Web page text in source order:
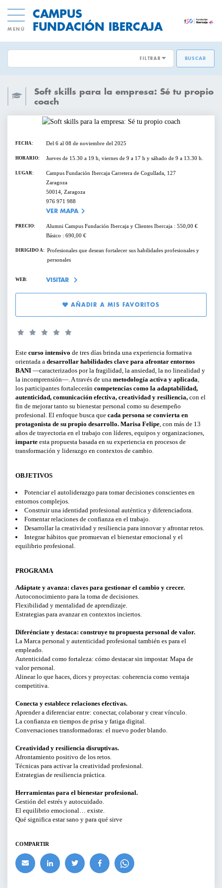
MENÚ
CAMPUS
FUNDACIÓN IBERCAJA
ACTIVIDADES GRATUITAS
CICLOS Y PROGRAMAS
CONFERENCIAS Y MESAS REDONDAS
CURSOS Y TALLERES
PRESENTACIONES
ACTIVIDADES ONLINE
SERVICIO DE OFERTAS DE EMPLEO
FILTRAR
DESARROLLO DE PERSONAS
INNOVACION Y MODELOS DE
NEGOCIO
TRANSFORMACIÓN DIGITAL
DIRECCIÓN Y ESTRATEGIA
EMPRESAS SOSTENIBLES
VENTAS Y MERCADOS
PARA GERENTES, DIRECTIVOS Y
PARA PROFESIONALES
PARA PYMES
TIPO DE CONTENIDO:
CICLOS Y PROGRAMAS
CONFERENCIAS Y MESAS REDONDAS
SERVICIOS PARA EMPRESAS
ACTIVIDADES ONLINE
PERÍODO
Del
LIMPIAR FILTROS
BUSCAR
Soft skills para la empresa: Sé tu propio
coach
FECHA: Del 6 al 08 de noviembre del 2025
HORARIO: Jueves de 15.30 a 19 h, viernes de 9 a 17 h y sábado de 9 a 13.30 h.
LUGAR:
Campus Fundación Ibercaja Carretera de Cogullada, 127
Zaragoza
50014, Zaragoza
976 971 988
VER MAPA
PRECIO:
Alumni Campus Fundación Ibercaja y Clientes Ibercaja : 550,00 €
Básico : 690,00 €
DIRIGIDO A: Profesionales que desean fortalecer sus habilidades profesionales y
personales
WEB: VISITAR
AÑADIR A MIS FAVORITOS
Este curso intensivo de tres días brinda una experiencia formativa
orientada a desarrollar habilidades clave para afrontar entornos
BANI —caracterizados por la fragilidad, la ansiedad, la no linealidad y
la incomprensión—. A través de una metodología activa y aplicada,
los participantes fortalecerán competencias como la adaptabilidad,
autenticidad, comunicación efectiva, creatividad y resiliencia, con el
fin de mejorar tanto su bienestar personal como su desempeño
profesional. El enfoque busca que cada persona se convierta en
protagonista de su propio desarrollo. Marisa Felipe, con más de 13
años de trayectoria en el trabajo con líderes, equipos y organizaciones,
imparte esta propuesta basada en su experiencia en procesos de
transformación y liderazgo en contextos de cambio.
OBJETIVOS
Potenciar el autoliderazgo para tomar decisiones conscientes en
entornos complejos.
Construir una identidad profesional auténtica y diferenciadora.
Fomentar relaciones de confianza en el trabajo.
Desarrollar la creatividad y resiliencia para innovar y afrontar retos.
Integrar hábitos que promuevan el bienestar emocional y el
equilibrio profesional.
PROGRAMA
Adáptate y avanza: claves para gestionar el cambio y crecer.
Autoconocimiento para la toma de decisiones.
Flexibilidad y mentalidad de aprendizaje.
Estrategias para avanzar en contextos inciertos.
Diferénciate y destaca: construye tu propuesta personal de valor.
La Marca personal y autenticidad profesional también es para el
empleado.
Autenticidad como fortaleza: cómo destacar sin impostar. Mapa de
valor personal.
Alinear lo que haces, dices y proyectas: coherencia como ventaja
competitiva.
Conecta y establece relaciones efectivas.
Aprender a diferenciar entre: conectar, colaborar y crear vínculo.
La confianza en tiempos de prisa y fatiga digital.
Conversaciones transformadoras: el nuevo poder blando.
Creatividad y resiliencia disruptivas.
Afrontamiento positivo de los retos.
Técnicas para activar la creatividad profesional.
Estrategias de resiliencia práctica.
Herramientas para el bienestar profesional.
Gestión del estrés y autocuidado.
El equilibrio emocional… existe.
Qué significa estar sano y para qué sirve
COMPARTIR